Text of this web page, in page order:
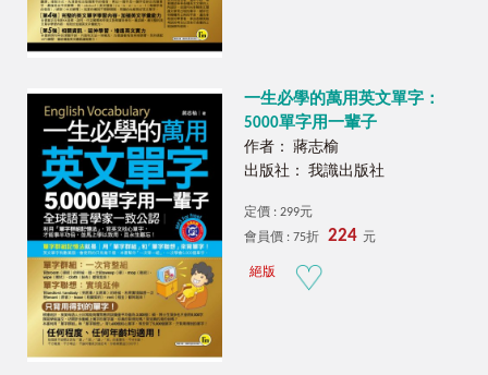
一生必學的萬用英文單字：
5000單字用一輩子
作者： 蔣志榆
出版社： 我識出版社
定價 : 299元
會員價 : 75折
224 元
絕版